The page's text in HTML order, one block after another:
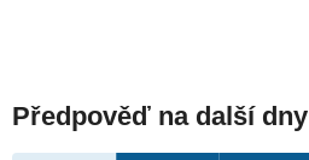
Předpověď na další dny